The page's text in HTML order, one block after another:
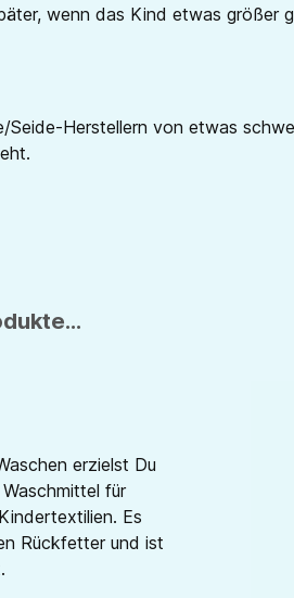
wenn das Kind etwas
Herstellern von etwas
erzielst Du
für
Es
Rückfetter und ist